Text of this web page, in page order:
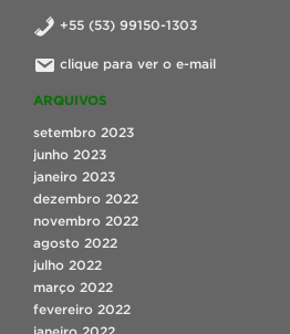
+55 (53) 99150-1303
clique para ver o e-mail
ARQUIVOS
setembro 2023
junho 2023
janeiro 2023
dezembro 2022
novembro 2022
agosto 2022
julho 2022
março 2022
fevereiro 2022
janeiro 2022